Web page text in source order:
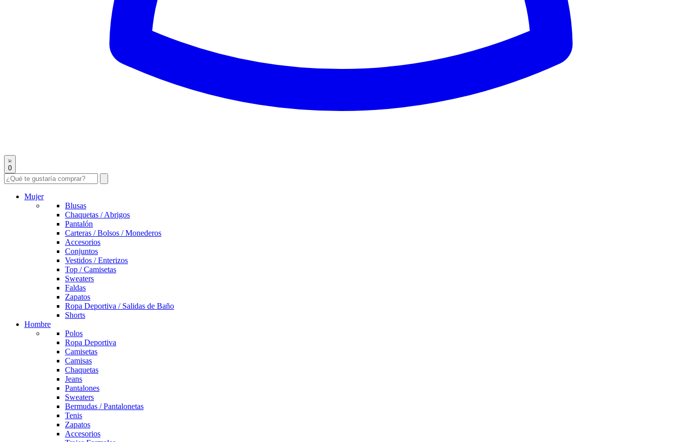
0
Mujer
Blusas
Chaquetas / Abrigos
Pantalón
Carteras / Bolsos / Monederos
Accesorios
Conjuntos
Vestidos / Enterizos
Top / Camisetas
Sweaters
Faldas
Zapatos
Ropa Deportiva / Salidas de Baño
Shorts
Hombre
Polos
Ropa Deportiva
Camisetas
Camisas
Chaquetas
Jeans
Pantalones
Sweaters
Bermudas / Pantalonetas
Tenis
Zapatos
Accesorios